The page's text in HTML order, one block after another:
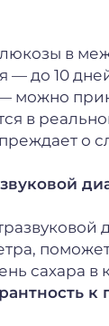
в
— до 10
можно
в
о
сахара в
к